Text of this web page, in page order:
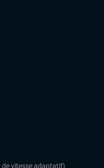
de vitesse adaptatif)